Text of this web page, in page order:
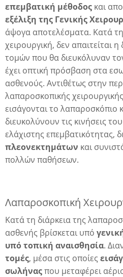
επεμβατική μέθοδος και
εξέλιξη της Γενικής
άψογα αποτελέσματα. Κατά
χειρουργική, δεν απαιτείται
τομών που θα διευκόλυναν
έχει οπτική πρόσβαση στα
ασθενούς. Αντιθέτως στην
λαπαροσκοπικής
εισάγονται το λαπαροσκόπιο
διευκολύνουν τις κινήσεις
ελάχιστης επεμβατικότητας,
πλεονεκτημάτων και
πολλών παθήσεων.
Λαπαροσκοπική
Κατά τη διάρκεια της
ασθενής βρίσκεται υπό
υπό τοπική αναισθησία.
τομές, μέσα στις οποίες
σωλήναςπου μεταφέρει